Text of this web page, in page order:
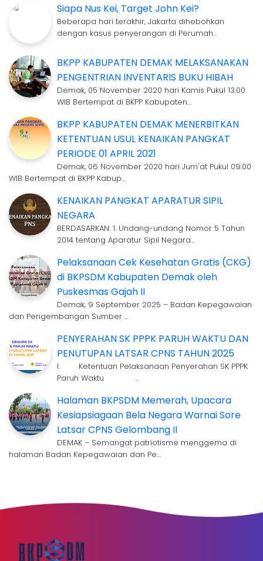
Siapa Nus Kei, Target John Kei?
Beberapa hari terakhir, Jakarta dihebohkan
dengan kasus penyerangan di Perumah…
BKPP KABUPATEN DEMAK MELAKSANAKAN
PENGENTRIAN INVENTARIS BUKU HIBAH
Demak, 05 November 2020 hari Kamis Pukul 13.00
WIB Bertempat di BKPP Kabupaten…
BKPP KABUPATEN DEMAK MENERBITKAN
KETENTUAN USUL KENAIKAN PANGKAT
PERIODE 01 APRIL 2021
Demak, 06 November 2020 hari Jum'at Pukul 09.00
WIB Bertempat di BKPP Kabup…
KENAIKAN PANGKAT APARATUR SIPIL
NEGARA
BERDASARKAN: 1. Undang-undang Nomor 5 Tahun
2014 tentang Aparatur Sipil Negara…
Pelaksanaan Cek Kesehatan Gratis (CKG)
di BKPSDM Kabupaten Demak oleh
Puskesmas Gajah II
Demak, 9 September 2025 – Badan Kepegawaian
dan Pengembangan Sumber …
PENYERAHAN SK PPPK PARUH WAKTU DAN
PENUTUPAN LATSAR CPNS TAHUN 2025
I. Ketentuan Pelaksanaan Penyerahan SK PPPK
Paruh Waktu …
Halaman BKPSDM Memerah, Upacara
Kesiapsiagaan Bela Negara Warnai Sore
Latsar CPNS Gelombang II
DEMAK – Semangat patriotisme menggema di
halaman Badan Kepegawaian dan Pe…